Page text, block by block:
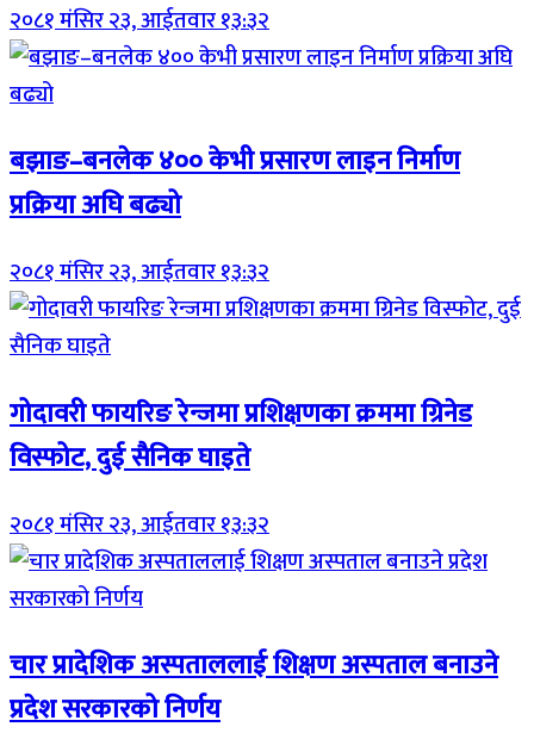
२०८१ मंसिर २३, आईतवार १३:३२
बझाङ–बनलेक ४०० केभी प्रसारण लाइन निर्माण
प्रक्रिया अघि बढ्यो
२०८१ मंसिर २३, आईतवार १३:३२
गोदावरी फायरिङ रेन्जमा प्रशिक्षणका क्रममा ग्रिनेड
विस्फोट, दुई सैनिक घाइते
२०८१ मंसिर २३, आईतवार १३:३२
चार प्रादेशिक अस्पताललाई शिक्षण अस्पताल बनाउने
प्रदेश सरकारको निर्णय